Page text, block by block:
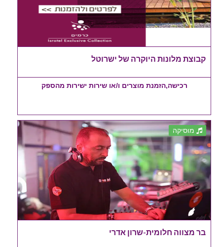
קבוצת מלונות היוקרה של ישרוטל
רכישה,הזמנת מוצרים ו/או שירות ישירות מהספק
מוסיקה
בר מצווה חלומית-שרון אדרי